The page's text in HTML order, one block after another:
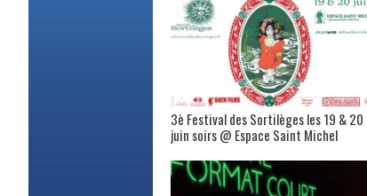
3è Festival des Sortilèges les 19 & 20
juin soirs @ Espace Saint Michel